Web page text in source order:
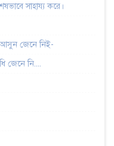
সাহায্য করে।
আসুন জেনে নিই-
জেনে নি....